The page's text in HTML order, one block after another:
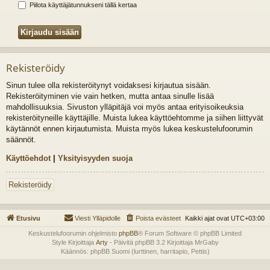
Piilota käyttäjätunnukseni tällä kertaa
Rekisteröidy
Sinun tulee olla rekisteröitynyt voidaksesi kirjautua sisään.
Rekisteröityminen vie vain hetken, mutta antaa sinulle lisää
mahdollisuuksia. Sivuston ylläpitäjä voi myös antaa erityisoikeuksia
rekisteröityneille käyttäjille. Muista lukea käyttöehtomme ja siihen liittyvät
käytännöt ennen kirjautumista. Muista myös lukea keskustelufoorumin
säännöt.
Käyttöehdot | Yksityisyyden suoja
Rekisteröidy
Etusivu Kaikki ajat ovat UTC+03:00
Poista evästeet
Viesti Ylläpidolle
Keskustelufoorumin ohjelmisto phpBB® Forum Software © phpBB Limited
Style Kirjoittaja Arty- Päivitä phpBB 3.2 Kirjoittaja MrGaby
Käännös: phpBB Suomi (lurttinen, harritapio, Pettis)